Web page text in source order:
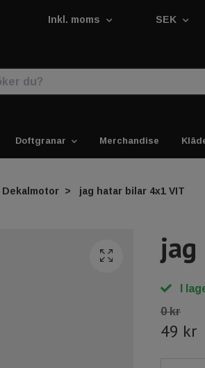
Inkl. moms SEK
Doftgranar Merchandise
Dekalmotor jag hatar bilar 4x1 VIT
I
0 kr
49 kr